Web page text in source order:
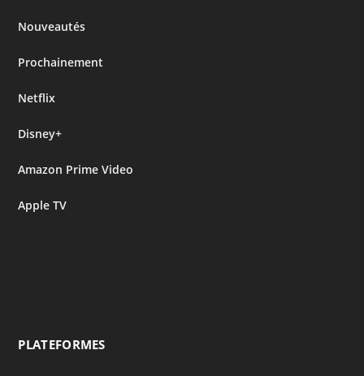
Nouveautés
Prochainement
Netflix
Disney+
Amazon Prime Video
Apple TV
PLATEFORMES